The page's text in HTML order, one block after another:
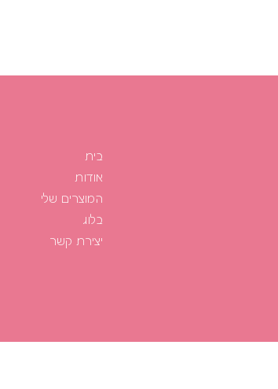
בית
אודות
המוצרים שלי
בלוג
יצירת קשר